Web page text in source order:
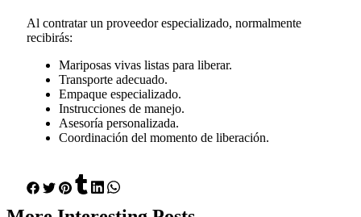
Al contratar un proveedor especializado, normalmente
recibirás:
Mariposas vivas listas para liberar.
Transporte adecuado.
Empaque especializado.
Instrucciones de manejo.
Asesoría personalizada.
Coordinación del momento de liberación.